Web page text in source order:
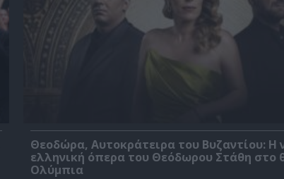
Θεοδώρα, Αυτοκράτειρα του Βυζαντίου: Η
ελληνική όπερα του Θεόδωρου Στάθη στο
Ολύμπια